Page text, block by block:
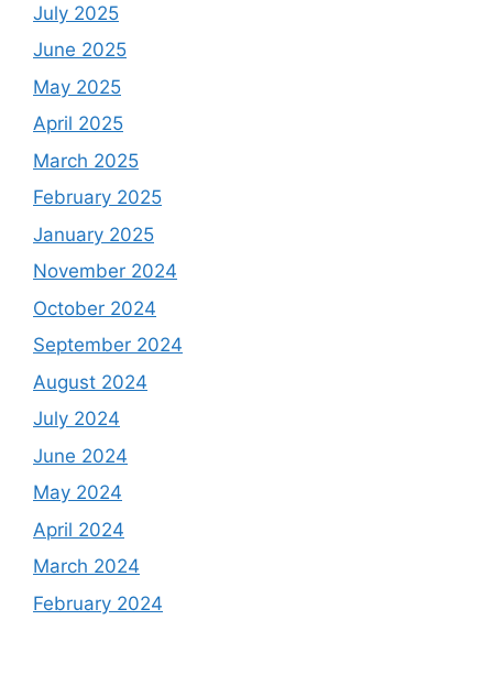
July 2025
June 2025
May 2025
April 2025
March 2025
February 2025
January 2025
November 2024
October 2024
September 2024
August 2024
July 2024
June 2024
May 2024
April 2024
March 2024
February 2024